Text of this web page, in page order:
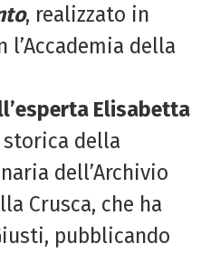
, realizzato in
l’Accademia della
Elisabetta
della
dell’Archivio
Crusca, che ha
pubblicando